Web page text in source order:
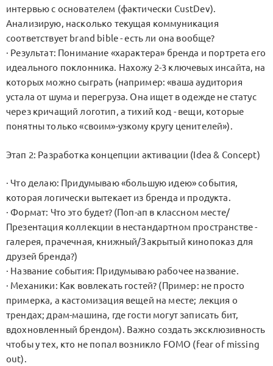
интервью с основателем (фактически CustDev).
Анализирую, насколько текущая коммуникация
соответствует brand bible - есть ли она вообще?
· Результат: Понимание «характера» бренда и портрета его
идеального поклонника. Нахожу 2-3 ключевых инсайта, на
которых можно сыграть (например: «ваша аудитория
устала от шума и перегруза. Она ищет в одежде не статус
через кричащий логотип, а тихий код - вещи, которые
понятны только «своим»-узкому кругу ценителей»).
Этап 2: Разработка концепции активации (Idea & Concept)
· Что делаю: Придумываю «большую идею» события,
которая логически вытекает из бренда и продукта.
· Формат: Что это будет? (Поп-ап в классном месте/
Презентация коллекции в нестандартном пространстве -
галерея, прачечная, книжный/Закрытый кинопоказ для
друзей бренда?)
· Название события: Придумываю рабочее название.
· Механики: Как вовлекать гостей? (Пример: не просто
примерка, а кастомизация вещей на месте; лекция о
трендах; драм-машина, где гости могут записать бит,
вдохновленный брендом). Важно создать эксклюзивность
чтобы у тех, кто не попал возникло FOMO (fear of missing
out).